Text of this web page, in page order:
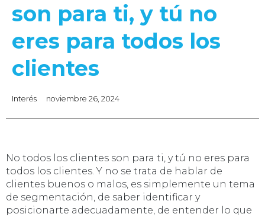
son para ti, y tú no
eres para todos los
clientes
Interés noviembre 26, 2024
No todos los clientes son para ti, y tú no eres para
todos los clientes. Y no se trata de hablar de
clientes buenos o malos, es simplemente un tema
de segmentación, de saber identificar y
posicionarte adecuadamente, de entender lo que